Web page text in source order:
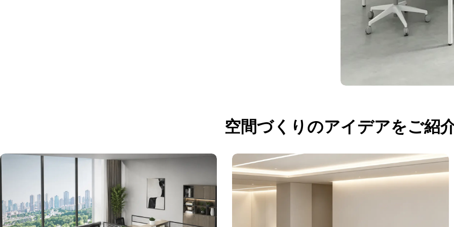
空間づくりのアイデアをご紹